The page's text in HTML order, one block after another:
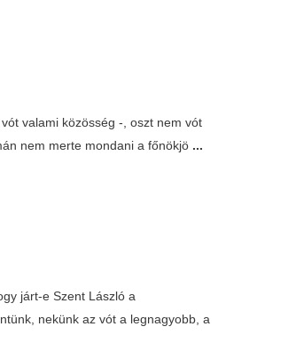
valami közösség -, oszt nem vót
nem merte mondani a főnökjö ...
járt-e Szent László a
nekünk az vót a legnagyobb, a